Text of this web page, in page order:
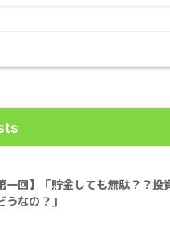
一回】「貯金しても無駄？？投
うなの？」